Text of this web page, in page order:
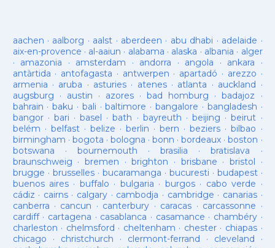
aachen · aalborg · aalst · aberdeen · abu dhabi · adelaide ·
aix-en-provence · al-aaiun · alabama · alaska · albania · alger
· amazonia · amsterdam · andorra · angola · ankara ·
antàrtida · antofagasta · antwerpen · apartadó · arezzo ·
armenia · aruba · asturies· atenes· atlanta · auckland ·
augsburg · austin · azores·bad homburg ·badajoz ·
bahrain ·baku · bali ·baltimore ·bangalore · bangladesh ·
bangor· bari ·basel ·bath · bayreuth ·beijing ·beirut ·
belém · belfast· belize · berlin ·bern ·beziers ·bilbao ·
birmingham · bogota · bologna ·bonn ·bordeaux ·boston ·
botswana · bournemouth ·brasilia ·bratislava ·
braunschweig · bremen ·brighton · brisbane · bristol ·
brugge · brusselles· bucaramanga · bucuresti · budapest·
buenos aires· buffalo · bulgaria · burgos· cabo verde ·
cádiz · cairns· calgary · cambodja · cambridge · canarias·
canberra · cancun · canterbury · caracas · carcassonne ·
cardiff· cartagena · casablanca · casamance · chambéry·
charleston · chelmsford · cheltenham · chester· chiapas ·
chicago · christchurch · clermont-ferrand · cleveland ·